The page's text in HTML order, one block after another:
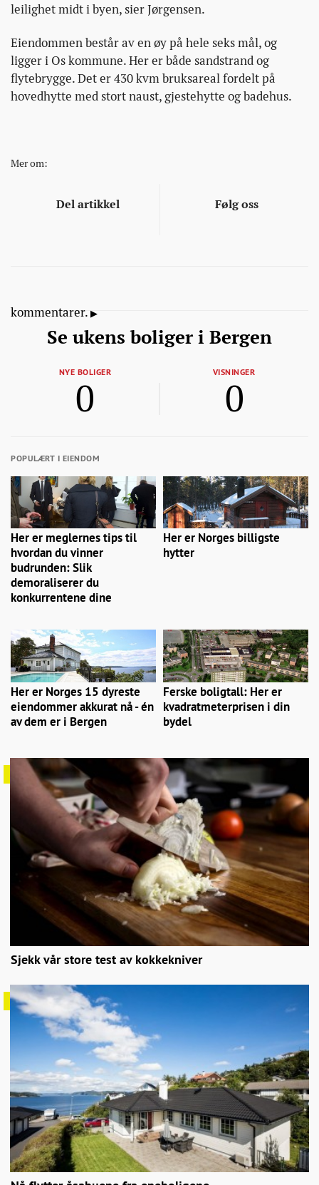
leilighet midt i byen, sier Jørgensen.
Eiendommen består av en øy på hele seks mål, og
ligger i Os kommune. Her er både sandstrand og
flytebrygge. Det er 430 kvm bruksareal fordelt på
hovedhytte med stort naust, gjestehytte og badehus.
Mer om:
Del artikkel Følg oss
kommentarer.
Se ukens boliger i Bergen
NYE BOLIGER
0
VISNINGER
0
POPULÆRT I EIENDOM
Her er meglernes tips til
hvordan du vinner
budrunden: Slik
demoraliserer du
konkurrentene dine
Her er Norges billigste
hytter
Her er Norges 15 dyreste
eiendommer akkurat nå - én
av dem er i Bergen
Ferske boligtall: Her er
kvadratmeterprisen i din
bydel
Sjekk vår store test av kokkekniver